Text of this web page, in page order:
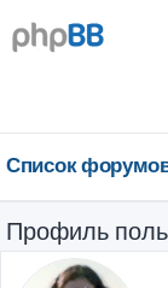
Список
Профиль